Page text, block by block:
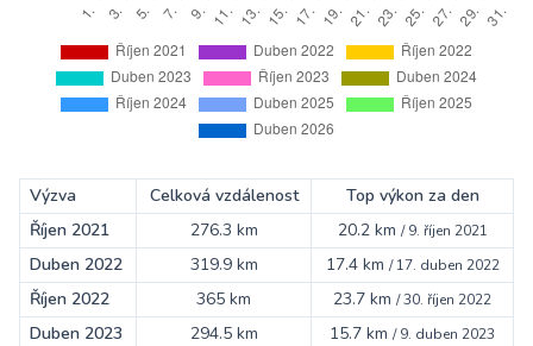
Výzva Celková vzdálenost
Top výkon za den
Říjen 2021
276.3 km 20.2 km /9. říjen 2021
Duben 2022 319.9 km 17.4 km /17. duben 2022
Říjen 2022 365 km 23.7 km /30. říjen 2022
Duben 2023 294.5 km 15.7 km /9. duben 2023